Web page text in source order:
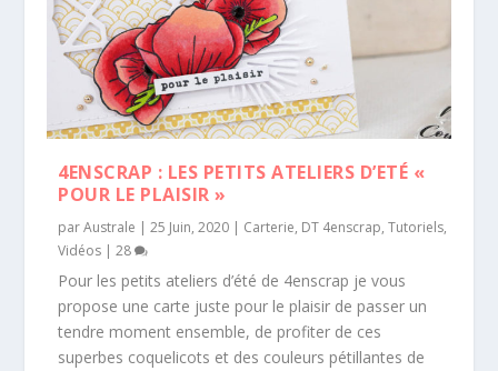
4ENSCRAP : LES PETITS ATELIERS D’ETÉ «
POUR LE PLAISIR »
parAustrale |25 Juin, 2020 | Carterie, DT 4enscrap,Tutoriels,
Vidéos |28
Pour les petits ateliers d’été de 4enscrap je vous
propose une carte juste pour le plaisir de passer un
tendre moment ensemble, de profiter de ces
superbes coquelicots et des couleurs pétillantes de